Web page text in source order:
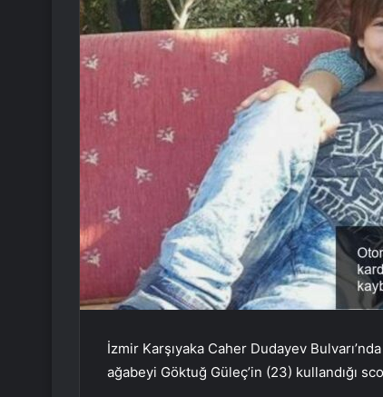
İzmir Karşıyaka Caher Dudayev
ağabeyi Göktuğ Güleç’in (23) kullandığı